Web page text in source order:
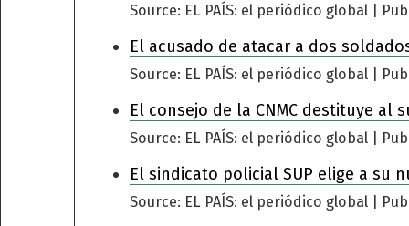
Source: EL PAÍS: el periódico global
El acusado de atacar a dos
Source: EL PAÍS: el periódico global
El consejo de la CNMC destituye
Source: EL PAÍS: el periódico global
El sindicato policial SUP elige a su
Source: EL PAÍS: el periódico global